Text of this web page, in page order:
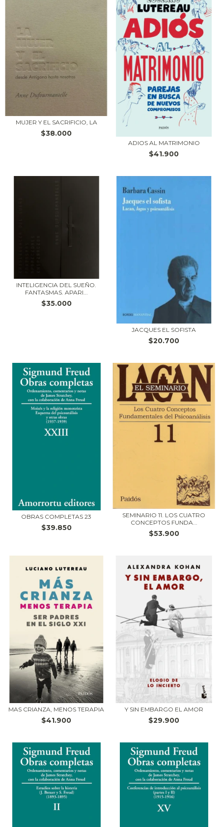
MUJER Y EL SACRIFICIO, LA
$38.000
ADIOS AL MATRIMONIO
$41.900
INTELIGENCIA DEL SUEÑO.
FANTASMAS. APARI...
$35.000
JACQUES EL SOFISTA
$20.700
OBRAS COMPLETAS 23
$39.850
SEMINARIO 11. LOS CUATRO
CONCEPTOS FUNDA...
$53.900
MAS CRIANZA, MENOS TERAPIA
$41.900
Y SIN EMBARGO EL AMOR
$29.900